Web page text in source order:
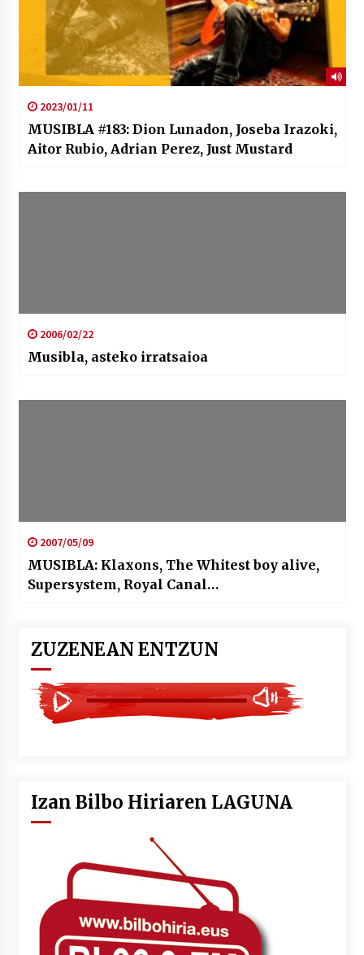
2023/01/11
MUSIBLA #183: Dion Lunadon, Joseba Irazoki,
Aitor Rubio, Adrian Perez, Just Mustard
2006/02/22
Musibla, asteko irratsaioa
2007/05/09
MUSIBLA: Klaxons, The Whitest boy alive,
Supersystem, Royal Canal…
ZUZENEAN ENTZUN
Izan Bilbo Hiriaren LAGUNA